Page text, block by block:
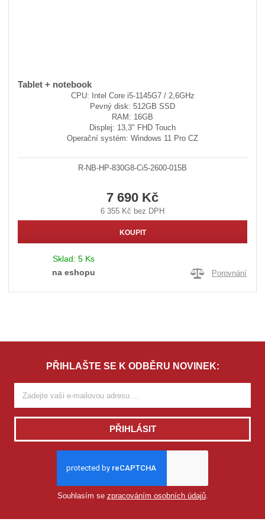
Tablet + notebook
CPU: Intel Core i5-1145G7 / 2,6GHz
Pevný disk: 512GB SSD
RAM: 16GB
Displej: 13,3" FHD Touch
Operační systém: Windows 11 Pro CZ
R-NB-HP-830G8-Ci5-2600-015B
7 690 Kč
6 355 Kč bez DPH
KOUPIT
Sklad: 5 Ks
na eshopu
Porovnání
PŘIHLAŠTE SE K ODBĚRU NOVINEK:
PŘIHLÁSIT
Souhlasím se zpracováním osobních údajů.